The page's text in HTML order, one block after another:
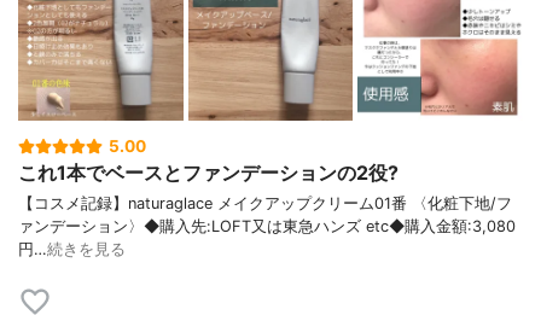
5.00
これ1本でベースとファンデーションの2役?
【コスメ記録】naturaglace メイクアップクリーム01番 〈化粧下地/フ
ァンデーション〉◆購入先:LOFT又は東急ハンズ etc◆購入金額:3,080
円…続きを見る